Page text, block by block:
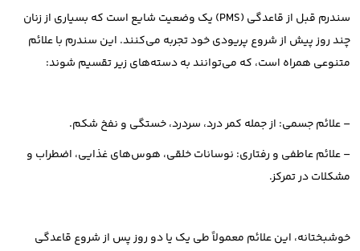
سندرم قبل از قاعدگی (PMS) یک وضعیت شایع است که بسیاری از زنان
چند روز پیش از شروع پریودی خود تجربه می‌کنند. این سندرم با علائم
متنوعی همراه است، که می‌توانند به دسته‌های زیر تقسیم شوند:
– علائم جسمی: از جمله کمر درد، سردرد، خستگی و نفخ شکم.
– علائم عاطفی و رفتاری: نوسانات خلقی، هوس‌های غذایی، اضطراب و
مشکلات در تمرکز.
خوشبختانه، این علائم معمولاً طی یک یا دو روز پس از شروع قاعدگی